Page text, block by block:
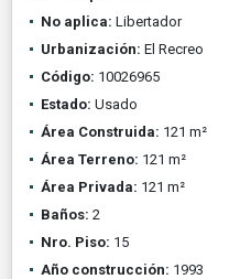
No aplica: Libertador
Urbanización: El Recreo
Código: 10026965
Estado: Usado
Área Construida: 121 m²
Área Terreno: 121 m²
Área Privada: 121 m²
Baños: 2
Nro. Piso: 15
Año construcción: 1993